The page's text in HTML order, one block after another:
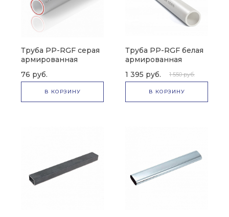
Труба PP-RGF серая
армированная
мм х 1.8 мм)
76 руб.
В КОРЗИНУ
Труба PP-RGF белая
армированная
мм х 10 мм)
1 395 руб. 1 550 руб.
В КОРЗИНУ